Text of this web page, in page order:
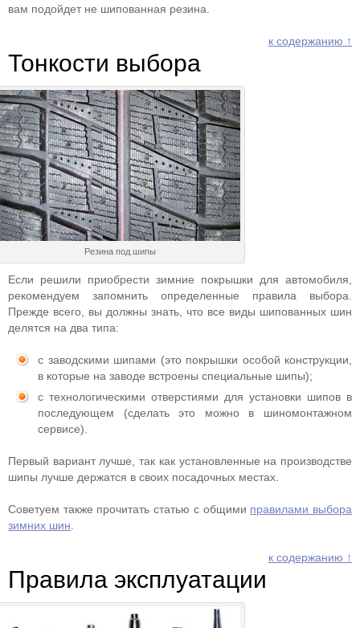
вам подойдет не шипованная резина.
к содержанию ↑
Тонкости выбора
Резина под шипы
Если решили приобрести зимние покрышки для автомобиля,
рекомендуем запомнить определенные правила выбора.
Прежде всего, вы должны знать, что все виды шипованных шин
делятся на два типа:
с заводскими шипами (это покрышки особой конструкции,
в которые на заводе встроены специальные шипы);
с технологическими отверстиями для установки шипов в
последующем (сделать это можно в шиномонтажном
сервисе).
Первый вариант лучше, так как установленные на производстве
шипы лучше держатся в своих посадочных местах.
Советуем также прочитать статью с общими правилами выбора
зимних шин
к содержанию ↑
Правила эксплуатации